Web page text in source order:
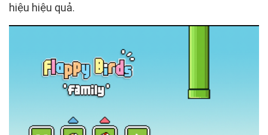
hiệu hiệu quả.